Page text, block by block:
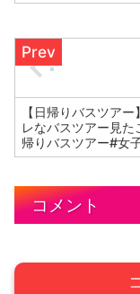
【日帰りバスツア
レなバスツアー見た
帰りバスツアー#女
#https://youtu.be/
コメント